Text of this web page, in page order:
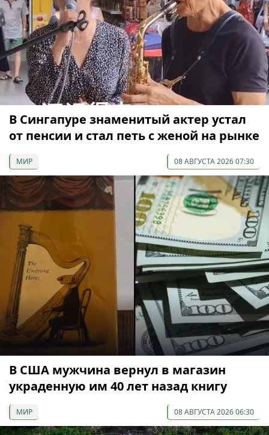
В Сингапуре знаменитый актер устал
от пенсии и стал петь с женой на рынке
МИР 08 АВГУСТА 2026 07:30
В США мужчина вернул в магазин
украденную им 40 лет назад книгу
МИР 08 АВГУСТА 2026 06:30